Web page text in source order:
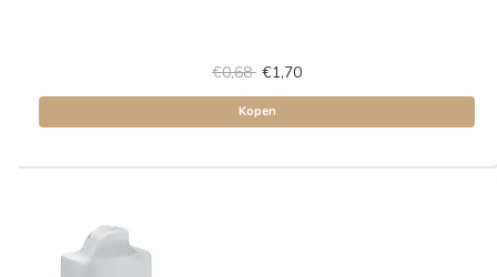
€0,68 €1,70
Kopen